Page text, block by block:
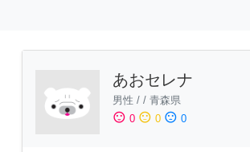
あおセレナ
男性 / / 青森県
sentiment_satisfied 0 sentiment_neutral 0 sentiment_dissatisfied 0